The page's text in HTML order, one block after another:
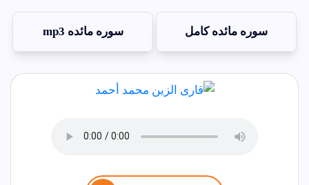
سوره مائده کامل سوره مائده mp3